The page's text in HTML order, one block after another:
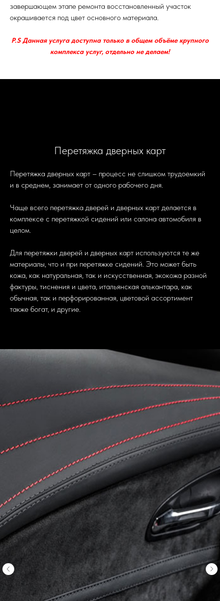
завершающем этапе ремонта восстановленный участок
окрашивается под цвет основного материала.
P.S Данная услуга доступна только в общем объёме крупного
комплекса услуг, отдельно не делаем!
Перетяжка дверных карт
Перетяжка дверных карт – процесс не слишком трудоемкий
и в среднем, занимает от одного рабочего дня.
Чаще всего перетяжка дверей и дверных карт делается в
комплексе с перетяжкой сидений или салона автомобиля в
целом.
Для перетяжки дверей и дверных карт используются те же
материалы, что и при перетяжке сидений. Это может быть
кожа, как натуральная, так и искусственная, экокожа разной
фактуры, тиснения и цвета, итальянская алькантара, как
обычная, так и перфорированная, цветовой ассортимент
также богат, и другие.